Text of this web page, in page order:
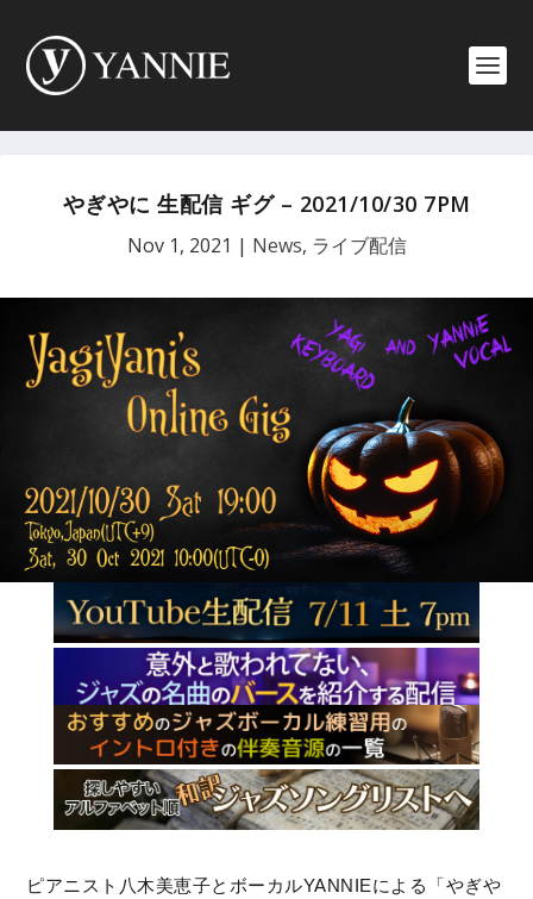
やぎやに 生配信 ギグ – 2021/10/30 7PM
Nov 1, 2021 | News, ライブ配信
ピアニスト八木美恵子とボーカルYANNIEによる「やぎや